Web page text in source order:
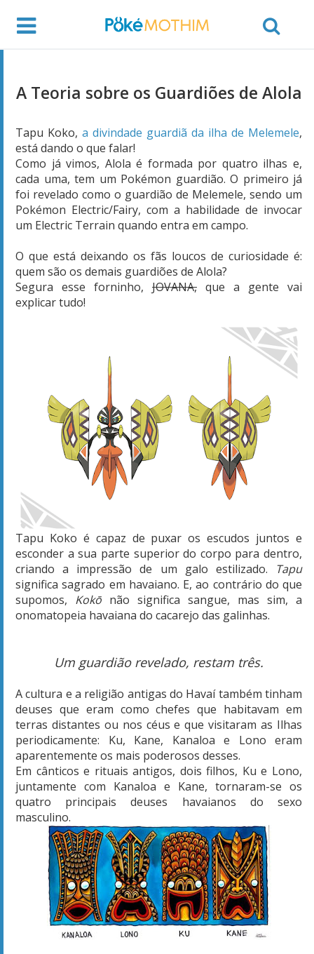
A Teoria sobre os Guardiões de Alola
Tapu Koko, a divindade guardiã da ilha de Melemele,
está dando o que falar!
Como já vimos, Alola é formada por quatro ilhas e,
cada uma, tem um Pokémon guardião. O primeiro já
foi revelado como o guardião de Melemele, sendo um
Pokémon Electric/Fairy, com a habilidade de invocar
um Electric Terrain quando entra em campo.
O que está deixando os fãs loucos de curiosidade é:
quem são os demais guardiões de Alola?
Segura esse forninho, JOVANA, que a gente vai
explicar tudo!
Tapu Koko é capaz de puxar os escudos juntos e
esconder a sua parte superior do corpo para dentro,
criando a impressão de um galo estilizado. Tapu
significa sagrado em havaiano. E, ao contrário do que
supomos, Kokō não significa sangue, mas sim, a
onomatopeia havaiana do cacarejo das galinhas.
Um guardião revelado, restam três.
A cultura e a religião antigas do Havaí também tinham
deuses que eram como chefes que habitavam em
terras distantes ou nos céus e que visitaram as Ilhas
periodicamente: Ku, Kane, Kanaloa e Lono eram
aparentemente os mais poderosos desses.
Em cânticos e rituais antigos, dois filhos, Ku e Lono,
juntamente com Kanaloa e Kane, tornaram-se os
quatro principais deuses havaianos do sexo
masculino.